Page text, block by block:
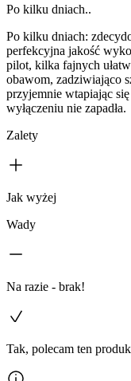
Po kilku dniach..
Po kilku dniach:
perfekcyjna jakość
pilot, kilka fajnych
obawom, zadziwiająco
przyjemnie wtapiając
wyłączeniu nie zapadła.
Zalety
Jak wyżej
Wady
Na razie - brak!
Tak, polecam ten